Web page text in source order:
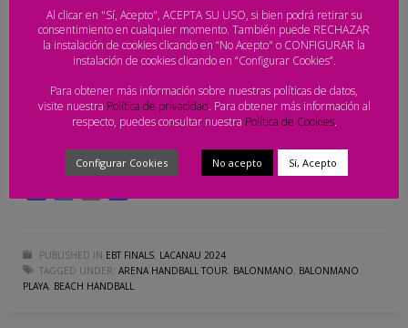
VIERNES, 14 JUNIO 2024 BYPRENSA - ARENA HANDBALL TOUR
Jornada de debut muy positiva para los equipos españoles en el
EBT Finals 2024, la competición de élite en el balonmano playa
europeo y que organiza la EHF durante estos días en la ciudad
de Lacanau (Francia). Y es que tres de los cuatro clubes
contendientes consiguieron pleno de victorias en el primer día de
PUBLISHED IN EBT FINALS, LACANAU 2024
TAGGED UNDER: ARENA HANDBALL TOUR, BALONMANO, BALONMANO
PLAYA, BEACH HANDBALL
Al clicar en "Sí, Acepto", ACEPTA SU USO, si bien podrá retirar su
consentimiento en cualquier momento. También puede RECHAZAR
la instalación de cookies clicando en “No Acepto" o CONFIGURAR la
instalación de cookies clicando en “Configurar Cookies”.
Para obtener más información sobre nuestras políticas de datos,
visite nuestra Política de privacidad. Para obtener más información al
respecto, puedes consultar nuestra Política de Cookies.
Configurar Cookies No acepto Sí, Acepto